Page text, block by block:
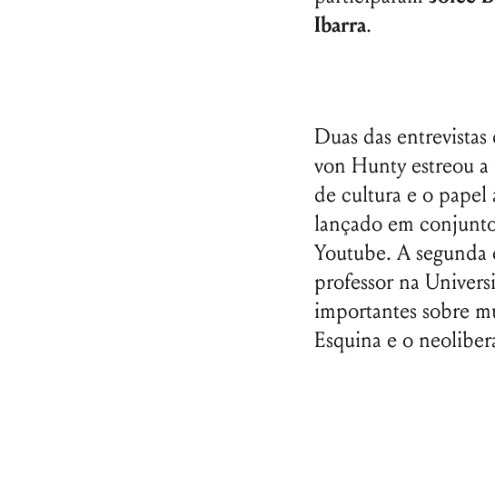
Ibarra.
Duas das
von Hunty estreou
de cultura e o papel
lançado em
Youtube. A
professor na
importantes sobre
Esquina e o